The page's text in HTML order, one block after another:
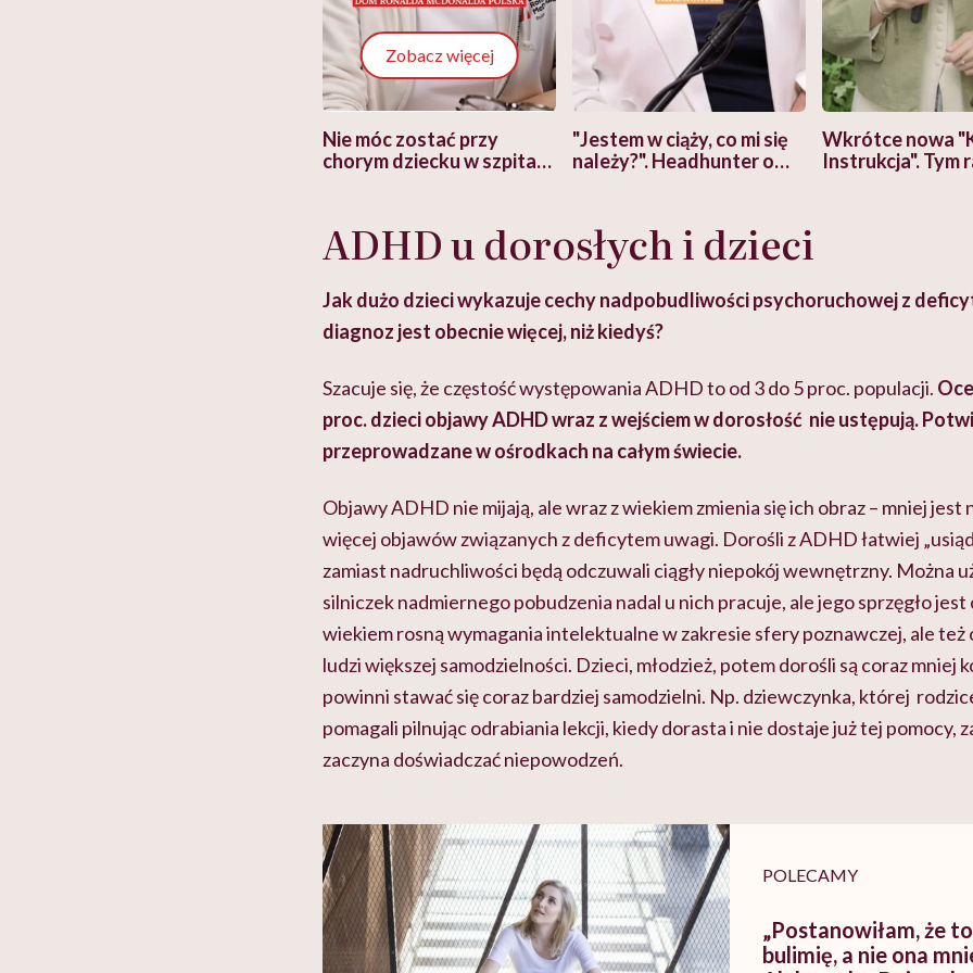
Zobacz więcej
Nie móc zostać przy
chorym dziecku w szpitalu
głupota i brak wyobraźni"
"Jestem w ciąży, co mi się
należy?". Headhunter o
pracy
Wkrótce nowa
Instrukcja". Tym
ADHD u dorosłych i dzieci
Jak dużo dzieci wykazuje cechy nadpobudliwości psychoruchowej z
diagnoz jest obecnie więcej, niż kiedyś?
Szacuje się, że częstość występowania ADHD to od 3 do 5 proc. populacji.
proc. dzieci objawy ADHD wraz z wejściem w dorosłość nie ustępują.
przeprowadzane w ośrodkach na całym świecie.
Objawy ADHD nie mijają, ale wraz z wiekiem zmienia się ich obraz – mniej jest
więcej objawów związanych z deficytem uwagi. Dorośli z ADHD łatwiej
zamiast nadruchliwości będą odczuwali ciągły niepokój wewnętrzny. Można
silniczek nadmiernego pobudzenia nadal u nich pracuje, ale jego sprzęgło jest
wiekiem rosną wymagania intelektualne w zakresie sfery poznawczej, ale też
ludzi większej samodzielności. Dzieci, młodzież, potem dorośli są coraz mniej
powinni stawać się coraz bardziej samodzielni. Np. dziewczynka, której
pomagali pilnując odrabiania lekcji, kiedy dorasta i nie dostaje już tej pomocy,
zaczyna doświadczać niepowodzeń.
POLECAMY
„Postanowiłam, że
bulimię, a nie ona